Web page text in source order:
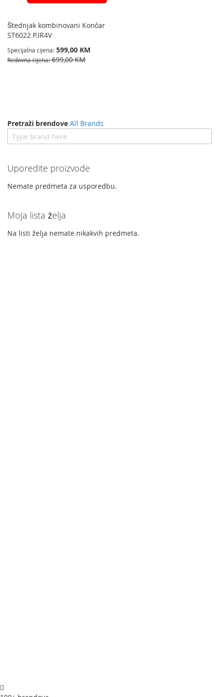
Štednjak kombinovani Končar
ST6022 P.IR4V
Specijalna cijena 599,00 KM
Redovna cijena 699,00 KM
Pretraži brendove All Brands
Uporedite proizvode
Nemate predmeta za usporedbu.
Moja lista želja
Na listi želja nemate nikakvih predmeta.